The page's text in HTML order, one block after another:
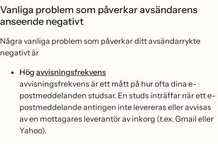
Vanliga problem som påverkar avsändarens
anseende negativt
Några vanliga problem som påverkar ditt avsändarrykte
negativt är
Hög avvisningsfrekvens
avvisningsfrekvens är ett mått på hur ofta dina e-
postmeddelanden studsar. En studs inträffar när ett e-
postmeddelande antingen inte levereras eller avvisas
av en mottagares leverantör av inkorg (t.ex. Gmail eller
Yahoo).